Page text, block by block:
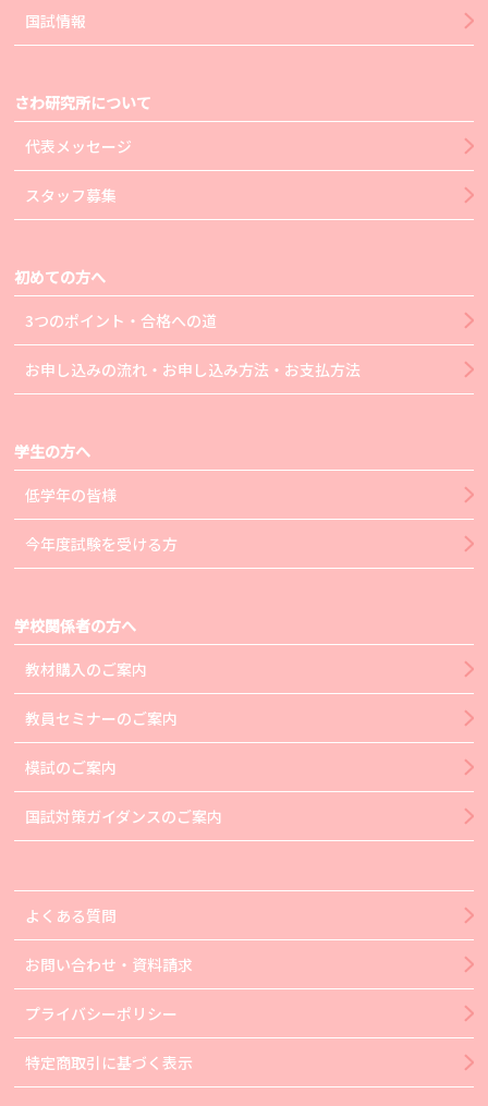
国試情報
さわ研究所について
代表メッセージ
スタッフ募集
初めての方へ
3つのポイント・合格への道
お申し込みの流れ・お申し込み方法・お支払方法
学生の方へ
低学年の皆様
今年度試験を受ける方
学校関係者の方へ
教材購入のご案内
教員セミナーのご案内
模試のご案内
国試対策ガイダンスのご案内
よくある質問
お問い合わせ・資料請求
プライバシーポリシー
特定商取引に基づく表示